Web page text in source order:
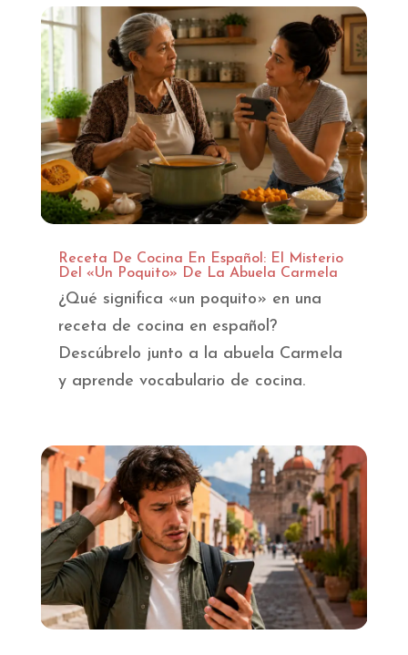
Receta De Cocina En Español: El Misterio
Del «Un Poquito» De La Abuela Carmela
¿Qué significa «un poquito» en una
receta de cocina en español?
Descúbrelo junto a la abuela Carmela
y aprende vocabulario de cocina.